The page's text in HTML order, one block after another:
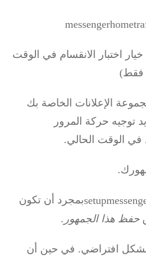
اختبار الانقسام في الوقت
فقط)
الإعلانات الخاصة بك
توجيه حركة المرور
في الوقت الحالي.
بمجرد أن تكون
حفظ هذا الجمهور.
بشكل افتراضي. في حين أن